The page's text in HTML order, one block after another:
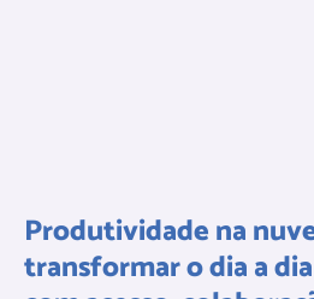
Produtividade na
transformar o dia a